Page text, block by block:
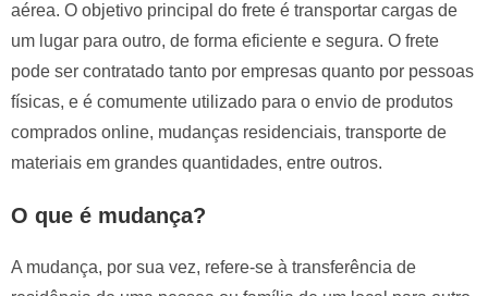
aérea. O objetivo principal do frete é transportar cargas de
um lugar para outro, de forma eficiente e segura. O frete
pode ser contratado tanto por empresas quanto por pessoas
físicas, e é comumente utilizado para o envio de produtos
comprados online, mudanças residenciais, transporte de
materiais em grandes quantidades, entre outros.
O que é mudança?
A mudança, por sua vez, refere-se à transferência de